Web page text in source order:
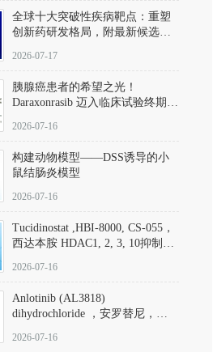
全球十大突破性疾病靶点：重塑
创新药研发格局，附最新候选分
2026-07-17
胰腺癌患者的希望之光！
Daraxonrasib 迈入临床试验终期阶
2026-07-16
构建动物模型——DSS诱导的小
鼠结肠炎模型
2026-07-16
Tucidinostat ,HBI-8000, CS-055，
西达本胺 HDAC1, 2, 3, 10抑制剂
D808567) - DKM活性分子
2026-07-16
Anlotinib (AL3818)
dihydrochloride ，安罗替尼，
Hydrochloride实验方法步骤SOP
2026-07-16